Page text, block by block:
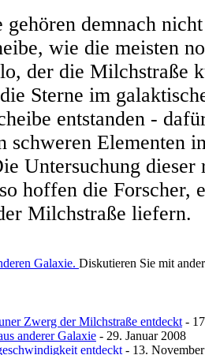
demnach
wie die meisten
der die Milchstraße
Sterne im
entstanden -
schweren Elementen
Untersuchung dieser
hoffen die Forscher,
Milchstraße liefern.
Galaxie. Diskutieren Sie mit
Zwerg der Milchstraße entdeckt -
anderer Galaxie - 29. Januar 2008
entdeckt - 13.